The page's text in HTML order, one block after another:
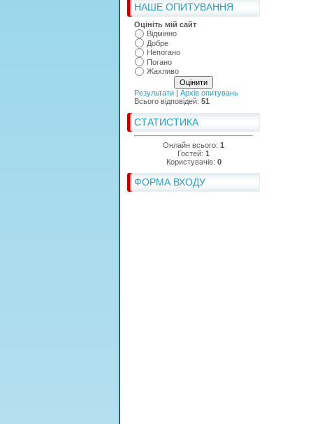
НАШЕ ОПИТУВАННЯ
Оцініть мій сайт
Відмінно
Добре
Непогано
Погано
Жахливо
Результати | Архів опитувань
Всього відповідей: 51
СТАТИСТИКА
Онлайн всього: 1
Гостей: 1
Користувачів: 0
ФОРМА ВХОДУ